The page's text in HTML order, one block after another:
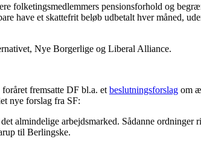
folketingsmedlemmers pensionsforhold og
have et skattefrit beløb udbetalt hver måned,
Nye Borgerlige og Liberal Alliance.
fremsatte DF bl.a. et beslutningsforslag om
nye forslag fra SF:
almindelige arbejdsmarked. Sådanne
til Berlingske.